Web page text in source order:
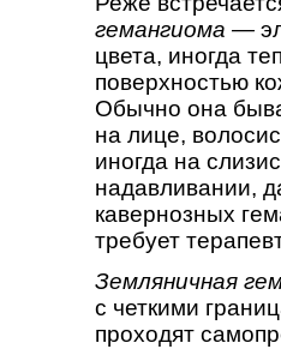
гемангиома —
цвета, иногда
поверхностью
Обычно она
на лице,
иногда на
надавлива­нии,
кавернозных
требует
Земляничная
с чет­кими
проходят